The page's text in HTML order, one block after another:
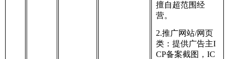
擅自超范围经
营。
2.推广网站/网页
类：提供广告主I
CP备案截图，IC